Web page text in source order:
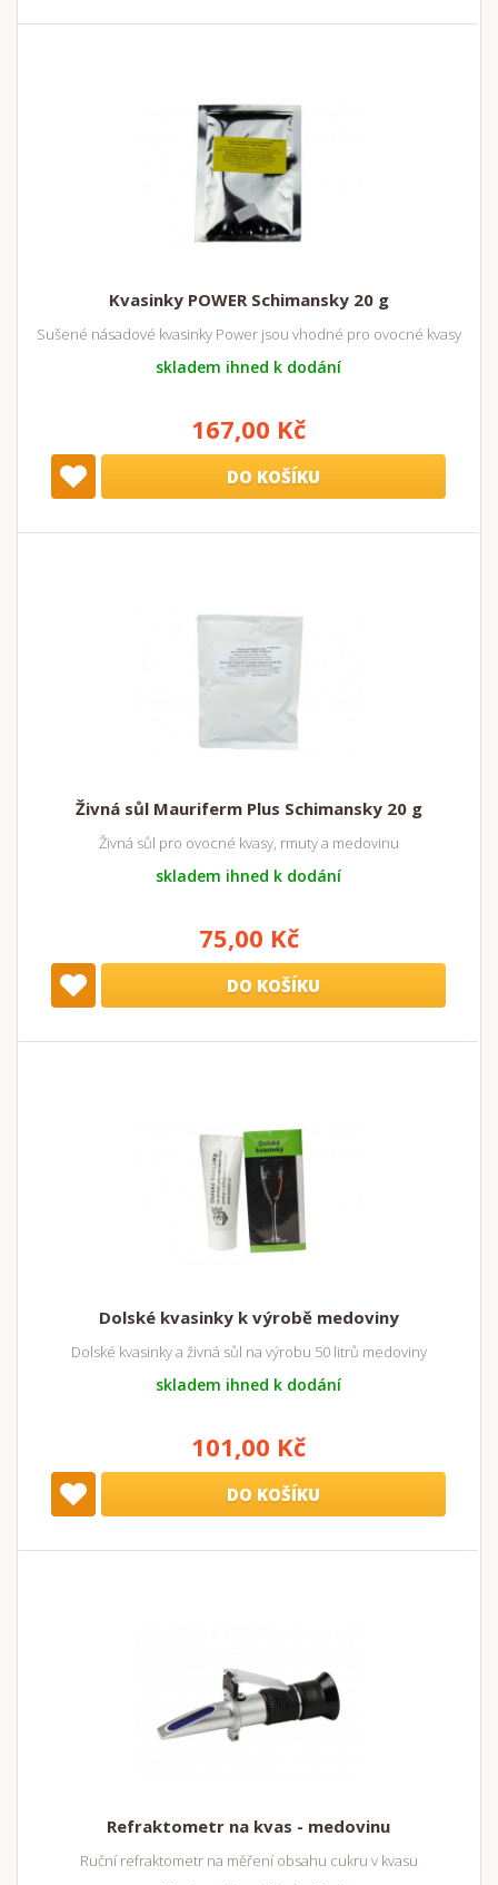
Kvasinky POWER Schimansky 20 g
Sušené násadové kvasinky Power jsou vhodné pro ovocné kvasy
skladem ihned k dodání
167,00 Kč
DO KOŠÍKU
Živná sůl Mauriferm Plus Schimansky 20 g
Živná sůl pro ovocné kvasy, rmuty a medovinu
skladem ihned k dodání
75,00 Kč
DO KOŠÍKU
Dolské kvasinky k výrobě medoviny
Dolské kvasinky a živná sůl na výrobu 50 litrů medoviny
skladem ihned k dodání
101,00 Kč
DO KOŠÍKU
Refraktometr na kvas - medovinu
Ruční refraktometr na měření obsahu cukru v kvasu